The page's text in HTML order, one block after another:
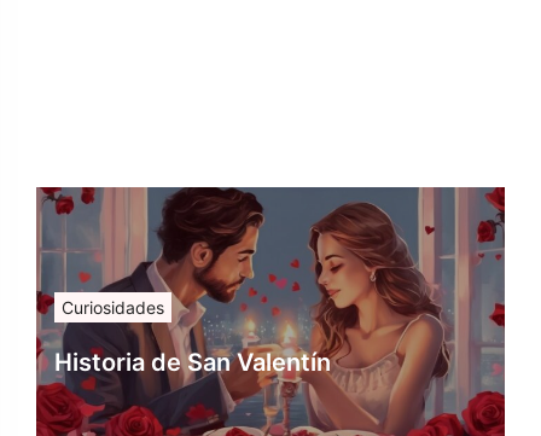
Curiosidades
Historia de San Valentín